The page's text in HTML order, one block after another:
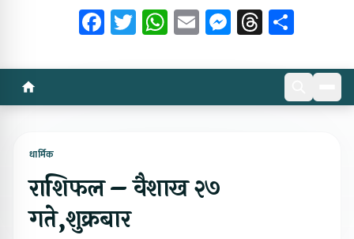
Facebook
Twitter
WhatsApp
EmailMessenger
Threads
धार्मिक
राशिफल – वैशाख २७
गते,शुक्रबार